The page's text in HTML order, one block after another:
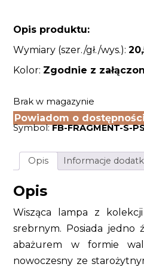
Opis produktu:
Wymiary (szer./gł./wys.):
Kolor: Zgodnie z
Brak w magazynie
Powiadom o dostępności
Symbol:FB-FRAGMENT-S-
Opis Informacje
Opis
Wisząca lampa z
srebrnym. Posiada jedno
abażurem w formie
nowoczesny ze